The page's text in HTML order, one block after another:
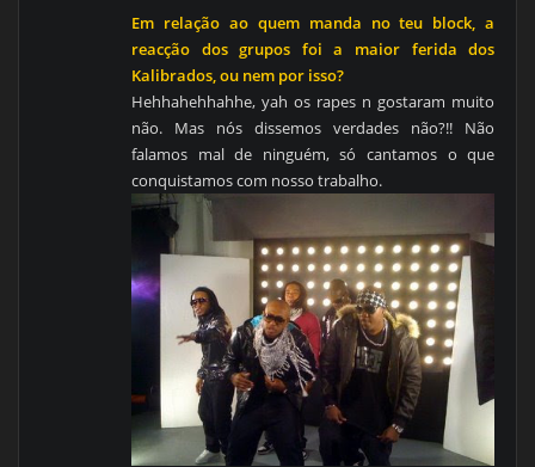
Em relação ao quem manda no teu block, a
reacção dos grupos foi a maior ferida dos
Kalibrados, ou nem por isso?
Hehhahehhahhe, yah os rapes n gostaram muito
não. Mas nós dissemos verdades não?!! Não
falamos mal de ninguém, só cantamos o que
conquistamos com nosso trabalho.